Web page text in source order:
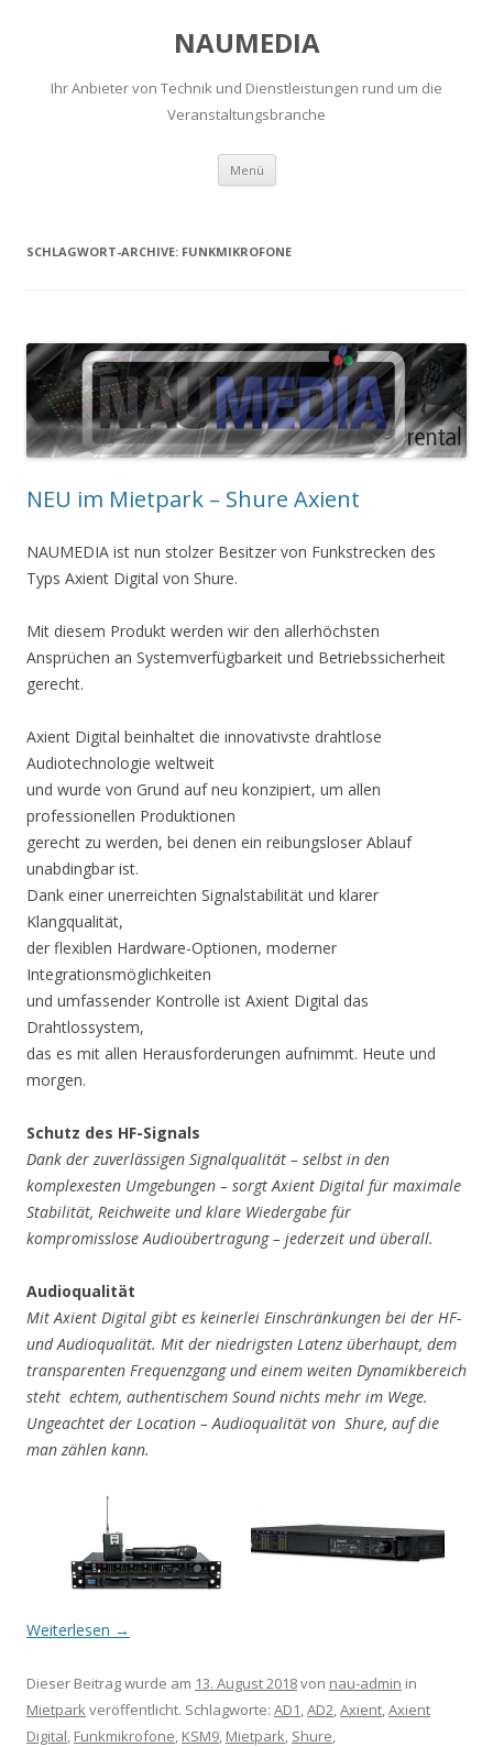
NAUMEDIA
Ihr Anbieter von Technik und Dienstleistungen rund um die
Veranstaltungsbranche
Menü Zum
springen
SCHLAGWORT-ARCHIVE: FUNKMIKROFONE
NEU im Mietpark – Shure Axient
NAUMEDIA ist nun stolzer Besitzer von Funkstrecken des
Typs Axient Digital von Shure.
Mit diesem Produkt werden wir den allerhöchsten
Ansprüchen an Systemverfügbarkeit und Betriebssicherheit
gerecht.
Axient Digital beinhaltet die innovativste drahtlose
Audiotechnologie weltweit
und wurde von Grund auf neu konzipiert, um allen
professionellen Produktionen
gerecht zu werden, bei denen ein reibungsloser Ablauf
unabdingbar ist.
Dank einer unerreichten Signalstabilität und klarer
Klangqualität,
der flexiblen Hardware-Optionen, moderner
Integrationsmöglichkeiten
und umfassender Kontrolle ist Axient Digital das
Drahtlossystem,
das es mit allen Herausforderungen aufnimmt. Heute und
morgen.
Schutz des HF-Signals
Dank der zuverlässigen Signalqualität – selbst in den
komplexesten Umgebungen – sorgt Axient Digital für maximale
Stabilität, Reichweite und klare Wiedergabe für
kompromisslose Audioübertragung – jederzeit und überall.
Audioqualität
Mit Axient Digital gibt es keinerlei Einschränkungen bei der HF-
und Audioqualität. Mit der niedrigsten Latenz überhaupt, dem
transparenten Frequenzgang und einem weiten Dynamikbereich
steht echtem, authentischem Sound nichts mehr im Wege.
Ungeachtet der Location – Audioqualität von Shure, auf die
man zählen kann.
Weiterlesen →
Dieser Beitrag wurde am 13. August 2018von nau-admin in
Mietparkveröffentlicht. Schlagworte: AD1,AD2,Axient,Axient
Digital, Funkmikrofone, KSM9, Mietpark, Shure,